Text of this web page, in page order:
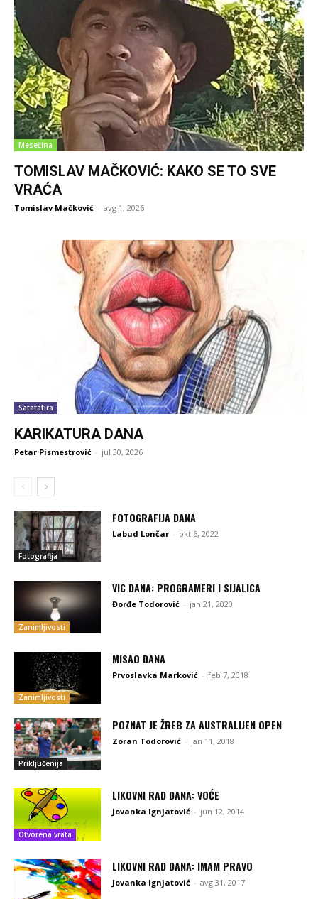
Mesečina
TOMISLAV MAČKOVIĆ: KAKO SE TO SVE
VRAĆA
Tomislav Mačković - avg 1, 2026
Satatatira
KARIKATURA DANA
Petar Pismestrović - jul 30, 2026
Fotografija
FOTOGRAFIJA DANA
Labud Lončar - okt 6, 2022
Zanimljivosti
VIC DANA: PROGRAMERI I SIJALICA
Đorđe Todorović - jan 21, 2020
Zanimljivosti
MISAO DANA
Prvoslavka Marković - feb 7, 2018
Priključenija
POZNAT JE ŽREB ZA AUSTRALIJEN OPEN
Zoran Todorović - jan 11, 2018
Otvorena vrata
LIKOVNI RAD DANA: VOĆE
Jovanka Ignjatović - jun 12, 2014
LIKOVNI RAD DANA: IMAM PRAVO
Jovanka Ignjatović - avg 31, 2017